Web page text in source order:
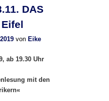
DAS
von Eike
ab 19.30 Uhr
mit den